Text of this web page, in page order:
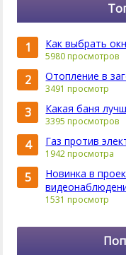
1 Как выбрать
5980 просмотров
2 Отопление в
3491 просмотр
3 Какая баня
3395 просмотров
4 Газ против
1942 просмотра
5
Новинка в
1531 просмотр